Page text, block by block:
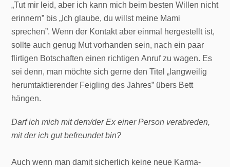
„Tut mir leid, aber ich kann mich beim besten Willen nicht
erinnern” bis „Ich glaube, du willst meine Mami
sprechen”. Wenn der Kontakt aber einmal hergestellt ist,
sollte auch genug Mut vorhanden sein, nach ein paar
flirtigen Botschaften einen richtigen Anruf zu wagen. Es
sei denn, man möchte sich gerne den Titel „langweilig
herumtaktierender Feigling des Jahres” übers Bett
hängen.
Darf ich mich mit dem/der Ex einer Person verabreden,
mit der ich gut befreundet bin?
Auch wenn man damit sicherlich keine neue Karma-